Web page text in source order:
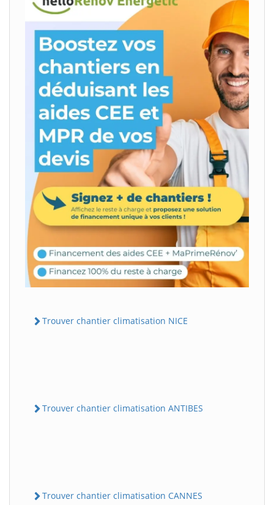
Trouver chantier climatisation NICE
Trouver chantier climatisation ANTIBES
Trouver chantier climatisation CANNES